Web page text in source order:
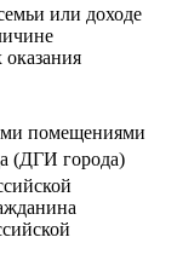
или доходе
помещениями
(ДГИ города)